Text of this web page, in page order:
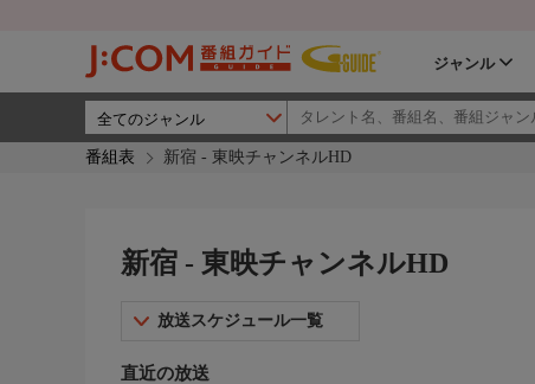
ジャンル
番組表 新宿 - 東映チャンネルHD
新宿 - 東映チャンネルHD
放送スケジュール一覧
直近の放送